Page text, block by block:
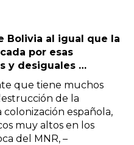
Bolivia al igual que la
por esas
y desiguales …
que tiene muchos
de la
española,
muy altos en los
del MNR, –